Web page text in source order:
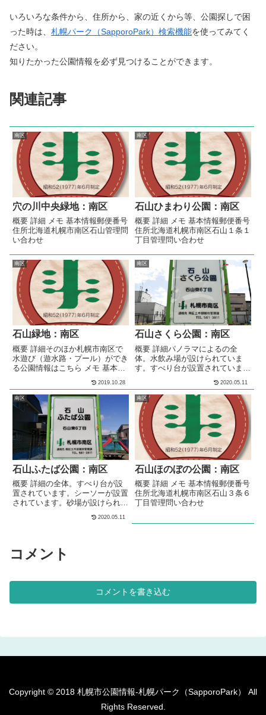
いろいろな条件から、住所から、家の近くから等、公園探しで困
った時は、 札幌パーク（SapporoPark）検索機能を使ってみてく
ださい。
知りたかった公園情報を必ず見つけることができます。
関連記事
南区
穴の川中央緑地：南区
概要 詳細 メモ 基本情報郵便番号
住所北海道札幌市南区石山管理問
い合わせ
南区
石山ひまわり公園：南区
概要 詳細 メモ 基本情報郵便番号
住所北海道札幌市南区石山１条１
丁目管理問い合わせ
南区
石山緑地：南区
概要 詳細そのほか札幌市南区で
水遊び（遊水路・プール）ができ
る公園情報はこちら メモ 基本情
2019.10.28
南区
石山さくら公園：南区
概要 詳細パノラマによるの全
体。水飲み場が設けられていま
す。すべり台が設置されていま
場の脇にはベンチが設置されてい
ます。昆虫の造形遊具（プレイス
カラプチャー）が複数設置されて
います。多目的な利用が出来る広
場が設けられています。テーブル
ベンチセットが設置されていま
す。 メモ南区の住宅街の中にあ
る、公園です。水飲み場が設けら
れています。 基本情報郵便番号
〒005-0850...
2020.05.11
南区
石山ふたば公園：南区
概要 詳細の全体。すべり台が設
置されています。シーソーが設置
されています。砂場が設けられて
公園内に複数設置されています。
005-0850住所北海道札幌市南区
石山東６丁目管理問い合わせ
2020.05.11
南区
石山ほのぼの公園：南区
概要 詳細 メモ 基本情報郵便番号
住所北海道札幌市南区石山３条６
丁目管理問い合わせ
コメント
コメントを書き込む
Copyright © 2018 札幌市公園情報-札幌パーク（SapporoPark） All
Rights Reserved.